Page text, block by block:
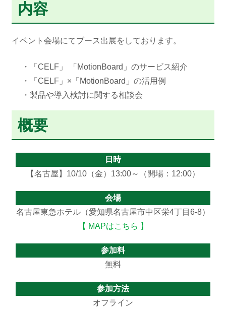
内容
イベント会場にてブース出展をしております。
・「CELF」 「MotionBoard」のサービス紹介
・「CELF」×「MotionBoard」の活用例
・製品や導入検討に関する相談会
概要
日時
【名古屋】10/10（金）13:00～（開場：12:00）
会場
名古屋東急ホテル（愛知県名古屋市中区栄4丁目6-8）
【 MAPはこちら 】
参加料
無料
参加方法
オフライン